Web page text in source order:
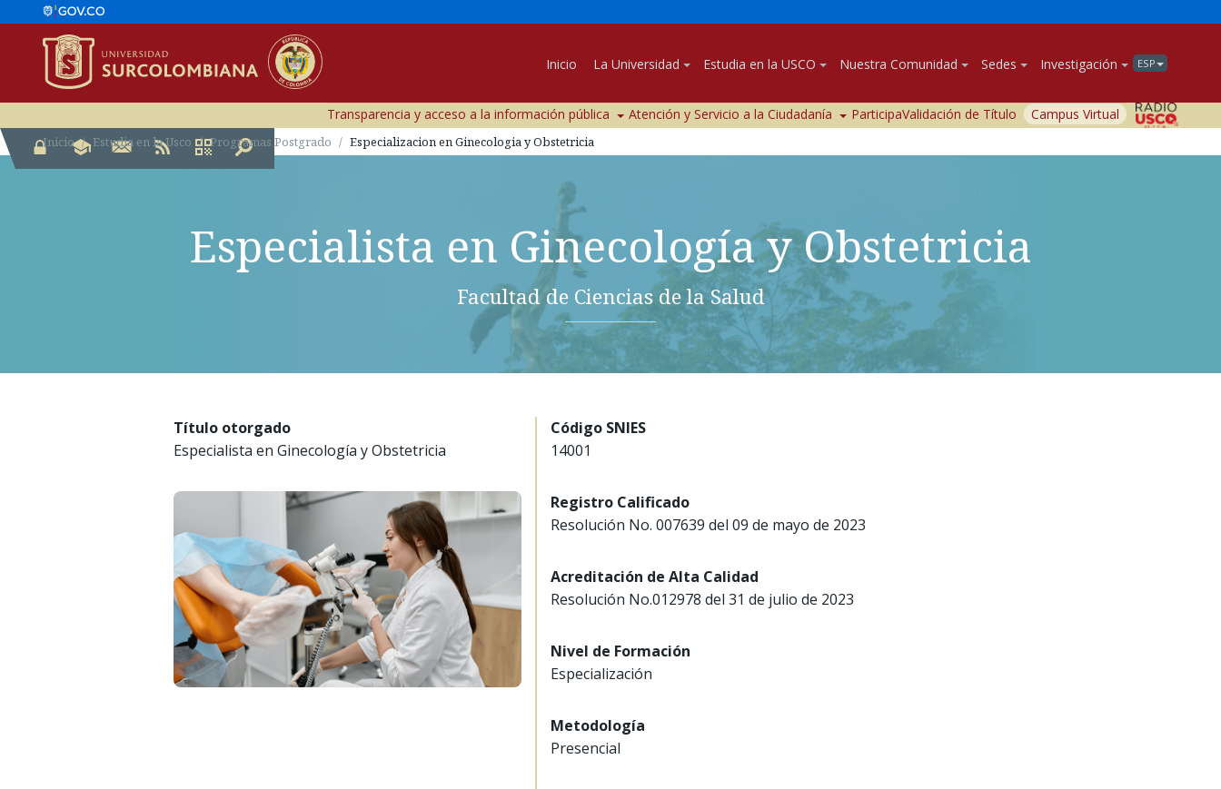
Inicio La Universidad Estudia en la USCO Nuestra Comunidad Sedes Investigación ESP
Transparencia y acceso a la información pública Atención y Servicio a la Ciudadanía ParticipaValidación de Título Campus Virtual
Inicio Estudia en la Usco Programas Postgrado Especializacion en Ginecologia y Obstetricia
Especialista en Ginecología y Obstetricia
Facultad de Ciencias de la Salud
Título otorgado
Especialista en Ginecología y Obstetricia
Código SNIES
14001
Registro Calificado
Resolución No. 007639 del 09 de mayo de 2023
Acreditación de Alta Calidad
Resolución No.012978 del 31 de julio de 2023
Nivel de Formación
Especialización
Metodología
Presencial